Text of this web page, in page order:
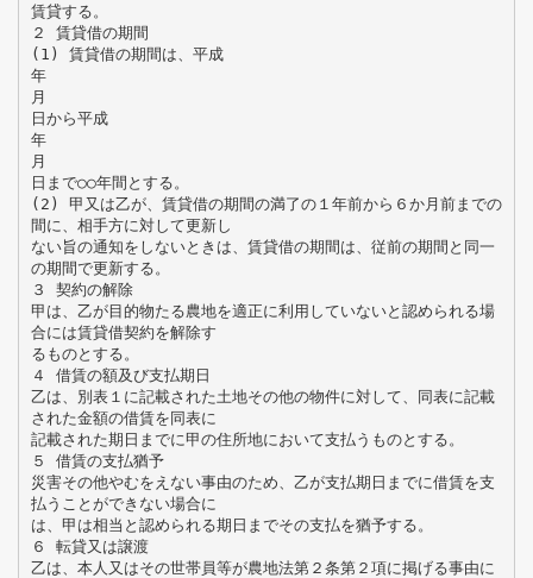
賃貸する。
２ 賃貸借の期間
(1) 賃貸借の期間は、平成
年
月
日から平成
年
月
日まで○○年間とする。
(2) 甲又は乙が、賃貸借の期間の満了の１年前から６か月前までの
間に、相手方に対して更新し
ない旨の通知をしないときは、賃貸借の期間は、従前の期間と同一
の期間で更新する。
３ 契約の解除
甲は、乙が目的物たる農地を適正に利用していないと認められる場
合には賃貸借契約を解除す
るものとする。
４ 借賃の額及び支払期日
乙は、別表１に記載された土地その他の物件に対して、同表に記載
された金額の借賃を同表に
記載された期日までに甲の住所地において支払うものとする。
５ 借賃の支払猶予
災害その他やむをえない事由のため、乙が支払期日までに借賃を支
払うことができない場合に
は、甲は相当と認められる期日までその支払を猶予する。
６ 転貸又は譲渡
乙は、本人又はその世帯員等が農地法第２条第２項に掲げる事由に